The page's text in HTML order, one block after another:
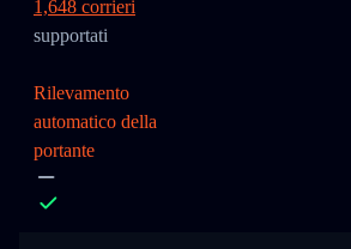
1,648 corrieri
supportati
Rilevamento
automatico della
portante